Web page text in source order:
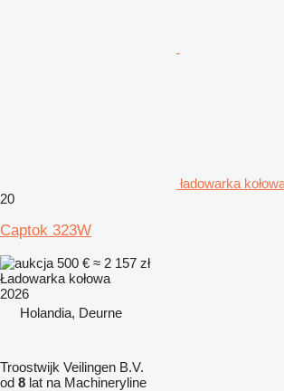
ładowarka
20
Captok 323W
500 € ≈ 2 157 zł
Ładowarka kołowa
2026
Holandia, Deurne
Troostwijk Veilingen B.V.
od 8 lat na Machineryline